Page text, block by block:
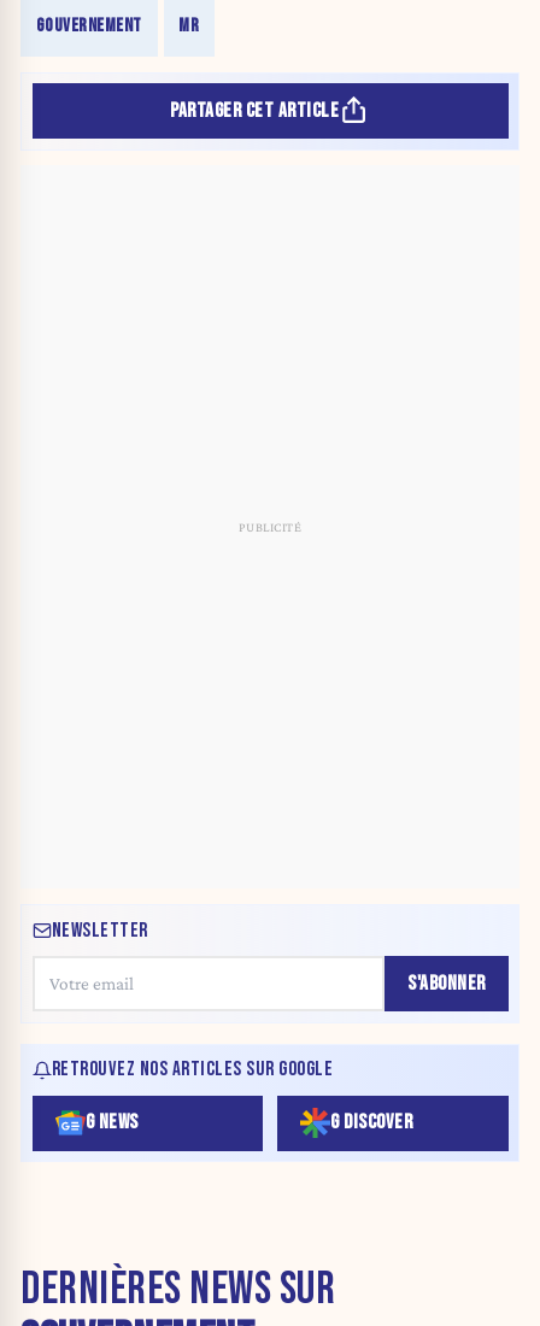
GOUVERNEMENT MR
PARTAGER CET ARTICLE
NEWSLETTER
S'ABONNER
RETROUVEZ NOS ARTICLES SUR GOOGLE
G NEWS G DISCOVER
DERNIÈRES NEWS SUR